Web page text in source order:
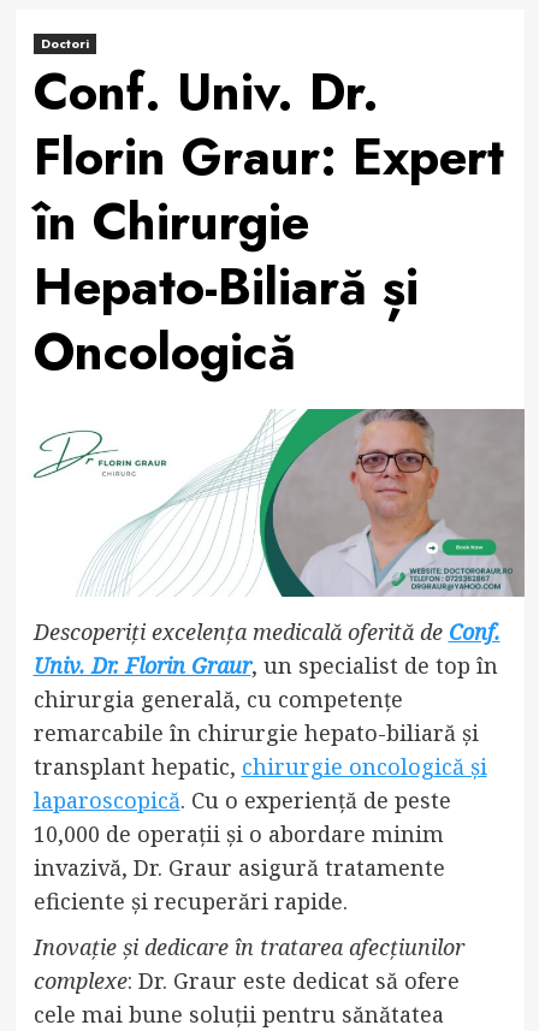
Doctori
Conf. Univ. Dr.
Florin Graur: Expert
în Chirurgie
Hepato-Biliară și
Oncologică
Descoperiți excelența medicală oferită de Conf.
Univ. Dr. Florin Graur, un specialist de top în
chirurgia generală, cu competențe
remarcabile în chirurgie hepato-biliară și
transplant hepatic, chirurgie oncologică și
laparoscopică. Cu o experiență de peste
10,000 de operații și o abordare minim
invazivă, Dr. Graur asigură tratamente
eficiente și recuperări rapide.
Inovație și dedicare în tratarea afecțiunilor
complexe: Dr. Graur este dedicat să ofere
cele mai bune soluții pentru sănătatea